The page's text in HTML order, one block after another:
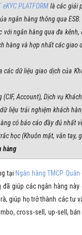
eKYC PLATFORM là các giải
ngân hàng thông qua ESB.
với ngân hàng qua đa
hàng và hợp nhất các giao
các dữ liệu giao dịch của
Account), Dịch vụ
liệu trải nghiệm khách
có báo cáo đầy đủ nhất
học (Khuôn mặt, vân
hàng
tại Ngân hàng TMCP Quân
đã giúp các ngân hàng
giúp họ trở thành các tư
cross-sell, up-sell,